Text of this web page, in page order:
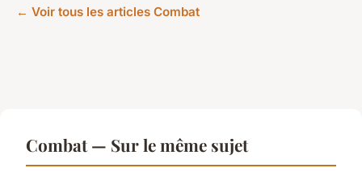
← Voir tous les articles Combat
Combat — Sur le même sujet